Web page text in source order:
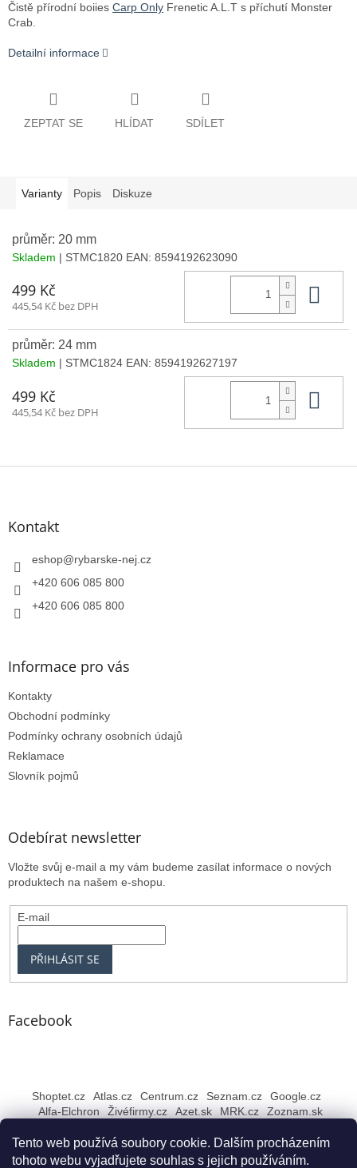
Tento web používá soubory cookie. Dalším procházením
tohoto webu vyjadřujete souhlas s jejich používáním.
Čistě přírodní boiies Carp Only Frenetic A.L.T s příchutí Monster
Crab.
Detailní informace
ZEPTAT SE HLÍDAT SDÍLET
Varianty Popis Diskuze
průměr: 20 mm
Skladem | STMC1820 EAN: 8594192623090
499 Kč
445,54 Kč bez DPH
průměr: 24 mm
Skladem | STMC1824 EAN: 8594192627197
499 Kč
445,54 Kč bez DPH
Z
Kontakt
eshop@rybarske-nej.cz
+420 606 085 800
+420 606 085 800
Informace pro vás
Kontakty
Obchodní podmínky
Podmínky ochrany osobních údajů
Reklamace
Slovník pojmů
Odebírat newsletter
Vložte svůj e-mail a my vám budeme zasílat informace o nových
produktech na našem e-shopu.
E-mail
PŘIHLÁSIT SE
Facebook
Shoptet.cz Atlas.cz Centrum.cz Seznam.cz
Google.cz
Alfa-Elchron
Živéfirmy.cz Azet.sk MRK.cz Zoznam.sk